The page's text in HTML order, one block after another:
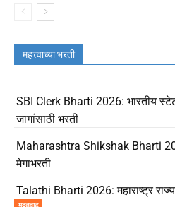
महत्त्वाच्या भरती
SBI Clerk Bharti 2026: भारतीय
जागांसाठी भरती
Maharashtra Shikshak Bharti
मेगाभरती
Talathi Bharti 2026: महाराष्ट्र
मुदतवाढ